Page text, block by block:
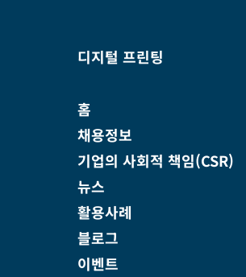
디지털 프린팅
홈
채용정보
기업의 사회적 책임(CSR)
뉴스
활용사례
블로그
이벤트